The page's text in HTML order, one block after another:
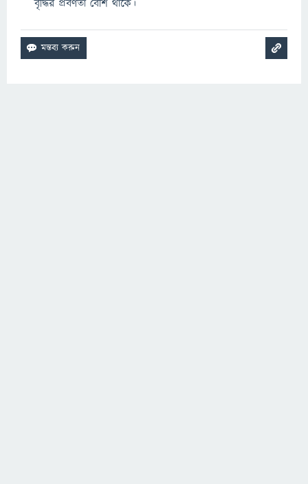
বৃদ্ধির প্রবণতা বেশি থাকে।